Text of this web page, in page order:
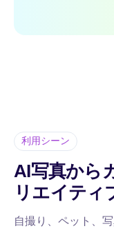
利用シーン
AI写真から
リエイティ
自撮り、ペット、